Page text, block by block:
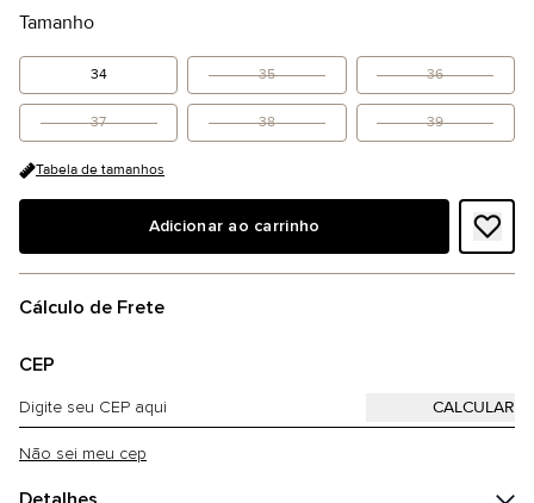
Tamanho
34 35 36
37 38 39
Tabela de tamanhos
Adicionar ao carrinho
Cálculo de Frete
CEP
Não sei meu cep